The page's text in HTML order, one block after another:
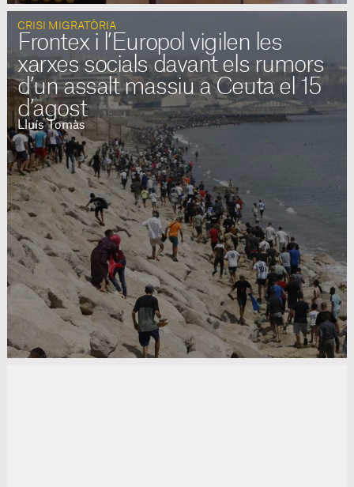
CRISI MIGRATÒRIA
Frontex i l’Europol vigilen les
xarxes socials davant els rumors
d’un assalt massiu a Ceuta el 15
d’agost
Lluís Tomàs